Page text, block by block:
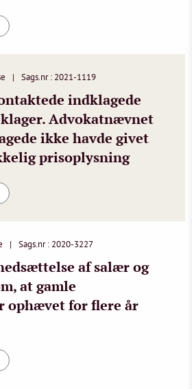
Sags.nr : 2021-1119
indklagede
Advokatnævnet
ikke havde givet
prisoplysning
Sags.nr : 2020-3227
af salær og
at gamle
ophævet for flere år